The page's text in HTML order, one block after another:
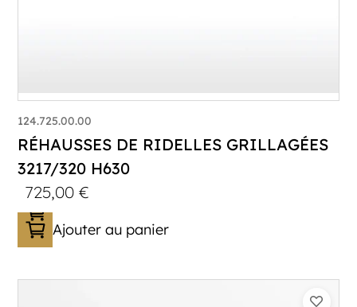
124.725.00.00
RÉHAUSSES DE RIDELLES GRILLAGÉES
3217/320 H630
725,00€
Ajouter au panier